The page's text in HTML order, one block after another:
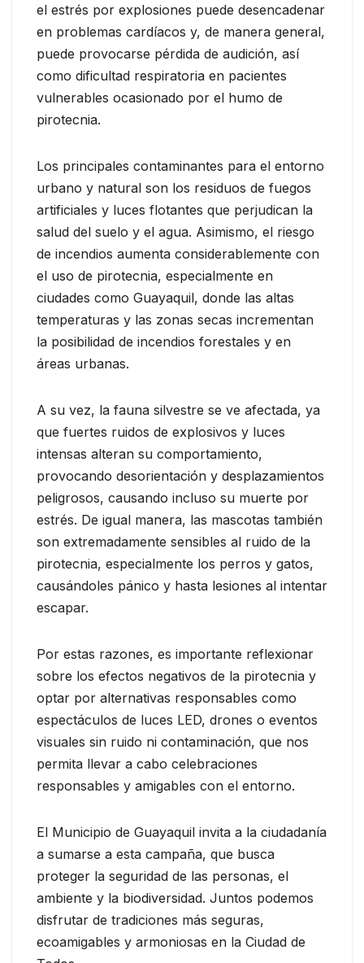
el estrés por explosiones puede desencadenar
en problemas cardíacos y, de manera general,
puede provocarse pérdida de audición, así
como dificultad respiratoria en pacientes
vulnerables ocasionado por el humo de
pirotecnia.
Los principales contaminantes para el entorno
urbano y natural son los residuos de fuegos
artificiales y luces flotantes que perjudican la
salud del suelo y el agua. Asimismo, el riesgo
de incendios aumenta considerablemente con
el uso de pirotecnia, especialmente en
ciudades como Guayaquil, donde las altas
temperaturas y las zonas secas incrementan
la posibilidad de incendios forestales y en
áreas urbanas.
A su vez, la fauna silvestre se ve afectada, ya
que fuertes ruidos de explosivos y luces
intensas alteran su comportamiento,
provocando desorientación y desplazamientos
peligrosos, causando incluso su muerte por
estrés. De igual manera, las mascotas también
son extremadamente sensibles al ruido de la
pirotecnia, especialmente los perros y gatos,
causándoles pánico y hasta lesiones al intentar
escapar.
Por estas razones, es importante reflexionar
sobre los efectos negativos de la pirotecnia y
optar por alternativas responsables como
espectáculos de luces LED, drones o eventos
visuales sin ruido ni contaminación, que nos
permita llevar a cabo celebraciones
responsables y amigables con el entorno.
El Municipio de Guayaquil invita a la ciudadanía
a sumarse a esta campaña, que busca
proteger la seguridad de las personas, el
ambiente y la biodiversidad. Juntos podemos
disfrutar de tradiciones más seguras,
ecoamigables y armoniosas en la Ciudad de